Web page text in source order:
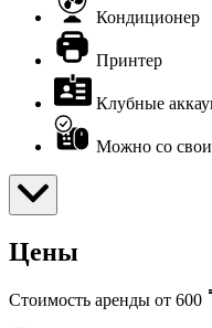
Кондиционер
Принтер
Клубные
Можно со
Цены
Стоимость аренды от 600